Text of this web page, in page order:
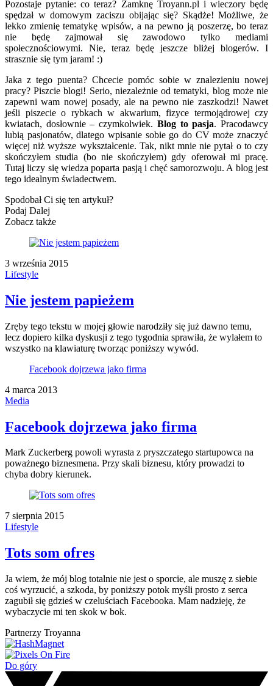
Pozostaje pytanie: co teraz? Zamknę Troyann.pl i wieczory będę
spędzał w domowym zaciszu obijając się? Skądże! Możliwe, że
lekko zmienię tematykę wpisów, a na pewno ją poszerzę, bo teraz
nie będę zajmował się zawodowo tylko mediami
społecznościowymi. Nie, teraz będę jeszcze bliżej blogerów. I
strasznie się tym jaram! :)
Jaka z tego puenta? Chcecie pomóc sobie w znalezieniu nowej
pracy? Piszcie blogi! Serio, niezależnie od tematyki, blog może nie
zapewni wam nowej posady, ale na pewno nie zaszkodzi! Nawet
jeśli piszecie o rybkach w akwarium, fizyce termojądrowej czy
kwiatach, dosłownie – czymkolwiek. Blog to pasja. Pracodawcy
lubią pasjonatów, dlatego wpisanie sobie go do CV może znaczyć
więcej niż wyższe wykształcenie. Tak, nikt mnie nie pytał o to czy
skończyłem studia (bo nie skończyłem) gdy oferował mi pracę.
Tutaj liczy się wiedza poparta pasją i chęć samorozwoju. A blog jest
tego idealnym świadectwem.
Spodobał Ci się ten artykuł?
Podaj Dalej
Zobacz także
3 września 2015
Lifestyle
Nie jestem papieżem
Zręby tego tekstu w mojej głowie narodziły się już dawno temu,
lecz dopiero kilka dyskusji z tego tygodnia sprawiła, że wylałem to
wszystko na klawiaturę tworząc poniższy wywód.
Facebook dojrzewa jako firma
4 marca 2013
Media
Facebook dojrzewa jako firma
Mark Zuckerberg powoli wyrasta z pryszczatego startupowca na
poważnego biznesmena. Przy skali biznesu, który prowadzi to
chyba dobry kierunek.
7 sierpnia 2015
Lifestyle
Tots som ofres
Ja wiem, że mój blog totalnie nie jest o sporcie, ale muszę z siebie
coś wyrzucić, a szkoda, by poniższy potok myśli prosto z serca
zagubił się gdzieś w czeluściach Facebooka. Mam nadzieję, że
wybaczycie mi ten skok w bok.
Partnerzy Troyanna
Do góry